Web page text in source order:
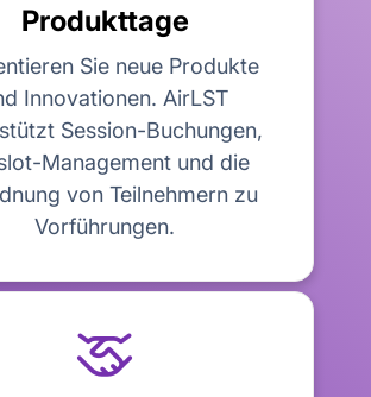
Produkttage
Sie neue Produkte
Innovationen. AirLST
Session-Buchungen,
Management und die
von Teilnehmern zu
Vorführungen.
